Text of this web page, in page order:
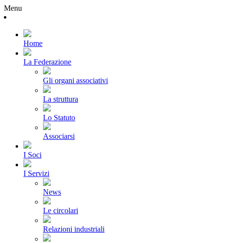
Menu
Home
La Federazione
Gli organi associativi
La struttura
Lo Statuto
Associarsi
I Soci
I Servizi
News
Le circolari
Relazioni industriali